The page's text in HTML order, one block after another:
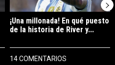
¡Una millonada! En qué puesto
de la historia de River y...
14 COMENTARIOS